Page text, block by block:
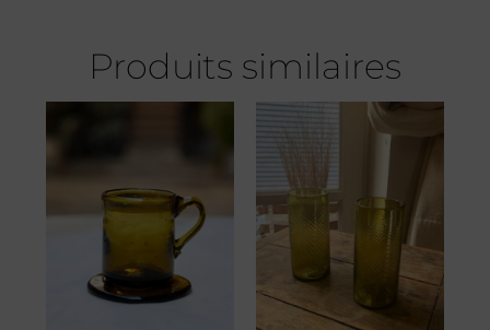
Produits similaires